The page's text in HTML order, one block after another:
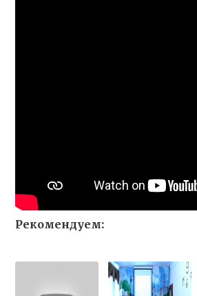
Рекомендуем: